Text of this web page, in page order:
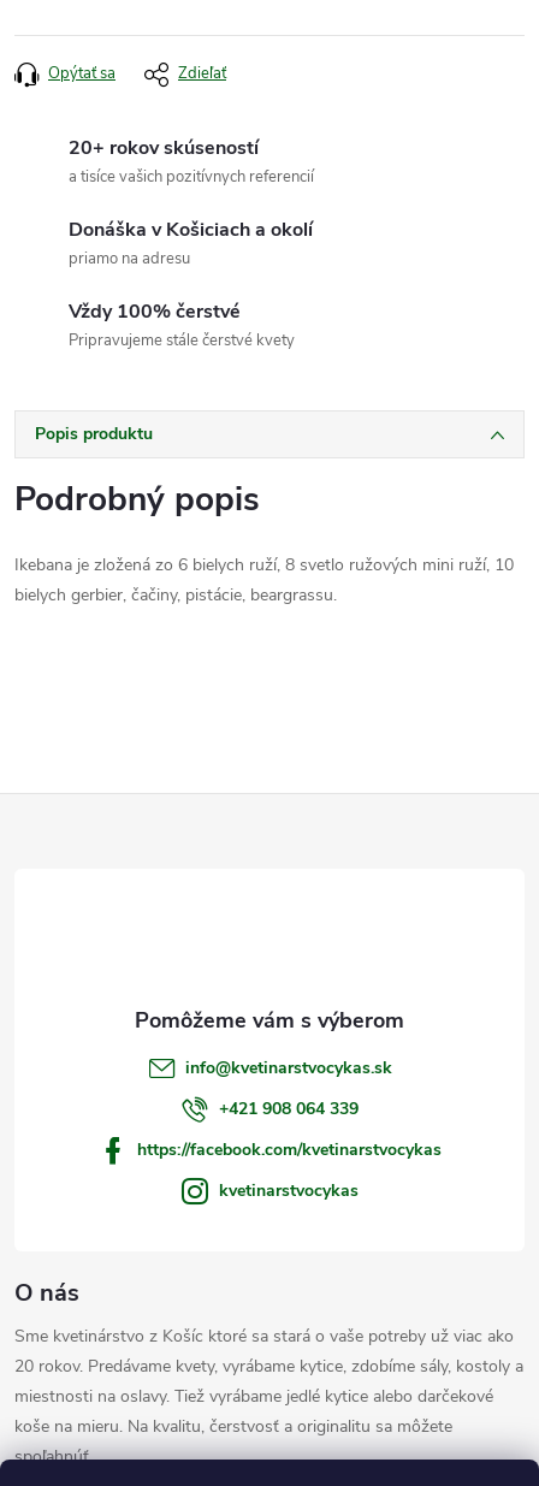
Opýtať sa Zdieľať
20+ rokov skúseností
a tisíce vašich pozitívnych referencií
Donáška v Košiciach a okolí
priamo na adresu
Vždy 100% čerstvé
Pripravujeme stále čerstvé kvety
Popis produktu
Podrobný popis
Ikebana je zložená zo 6 bielych ruží, 8 svetlo ružových mini ruží, 10
bielych gerbier, čačiny, pistácie, beargrassu.
O nás
Sme kvetinárstvo z Košíc ktoré sa stará o vaše potreby už viac ako
20 rokov. Predávame kvety, vyrábame kytice, zdobíme sály, kostoly a
miestnosti na oslavy. Tiež vyrábame jedlé kytice alebo darčekové
koše na mieru. Na kvalitu, čerstvosť a originalitu sa môžete
spoľahnúť.
info@kvetinarstvocykas.sk
+421 908 064 339
https://facebook.com/kvetinarstvocykas
kvetinarstvocykas